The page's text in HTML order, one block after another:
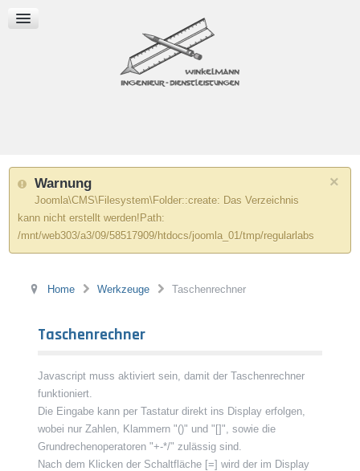
Taschenrechner
×
Warnung
Joomla\CMS\Filesystem\Folder::create: Das Verzeichnis
kann nicht erstellt werden!Path:
/mnt/web303/a3/09/58517909/htdocs/joomla_01/tmp/regularlabs
Home Werkzeuge Taschenrechner
Taschenrechner
Javascript muss aktiviert sein, damit der Taschenrechner
funktioniert.
Die Eingabe kann per Tastatur direkt ins Display erfolgen,
wobei nur Zahlen, Klammern "()" und "[]", sowie die
Grundrechenoperatoren "+-*/" zulässig sind.
Nach dem Klicken der Schaltfläche [=] wird der im Display